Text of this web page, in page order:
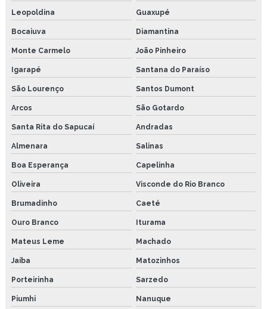
Leopoldina Guaxupé
Bocaiuva Diamantina
Monte Carmelo João Pinheiro
Igarapé Santana do Paraíso
São Lourenço Santos Dumont
Arcos São Gotardo
Santa Rita do Sapucaí Andradas
Almenara Salinas
Boa Esperança Capelinha
Oliveira Visconde do Rio Branco
Brumadinho Caeté
Ouro Branco Iturama
Mateus Leme Machado
Jaíba Matozinhos
Porteirinha Sarzedo
Piumhi Nanuque